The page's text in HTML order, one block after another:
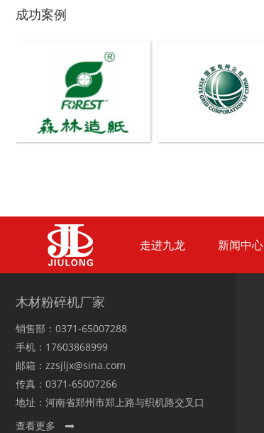
成功案例
走进九龙 新闻中心
木材粉碎机厂家
销售部：0371-65007288
手机：17603868999
邮箱：zzsjljx@sina.com
传真：0371-65007266
地址：河南省郑州市郑上路与织机路交叉口
查看更多